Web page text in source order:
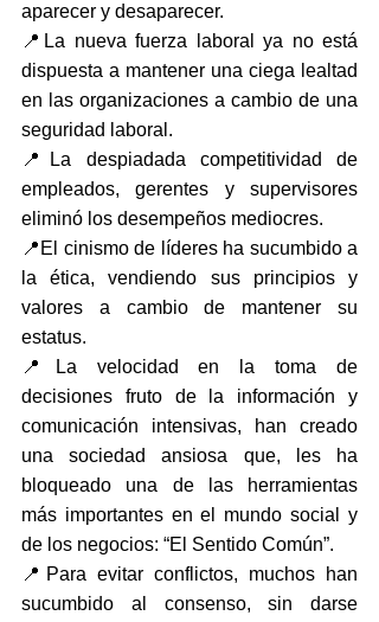
aparecer y desaparecer.
📍La nueva fuerza laboral ya no está
dispuesta a mantener una ciega lealtad
en las organizaciones a cambio de una
seguridad laboral.
📍La despiadada competitividad de
empleados, gerentes y supervisores
eliminó los desempeños mediocres.
📍El cinismo de líderes ha sucumbido a
la ética, vendiendo sus principios y
valores a cambio de mantener su
estatus.
📍La velocidad en la toma de
decisiones fruto de la información y
comunicación intensivas, han creado
una sociedad ansiosa que, les ha
bloqueado una de las herramientas
más importantes en el mundo social y
de los negocios: “El Sentido Común”.
📍Para evitar conflictos, muchos han
sucumbido al consenso, sin darse